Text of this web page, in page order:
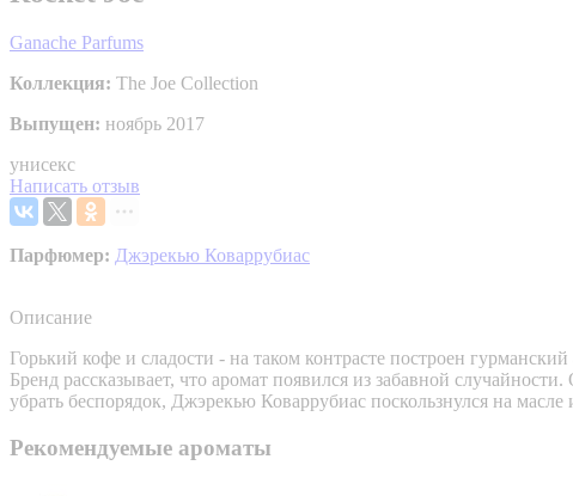
Ganache Parfums
Коллекция: The Joe Collection
Выпущен: ноябрь 2017
унисекс
Написать отзыв
Парфюмер: Джэрекью Коваррубиас
Описание
Горький кофе и сладости - на таком контрасте построен
Бренд рассказывает, что аромат появился из забавной
убрать беспорядок, Джэрекью Коваррубиас поскользнулся на
Рекомендуемые ароматы